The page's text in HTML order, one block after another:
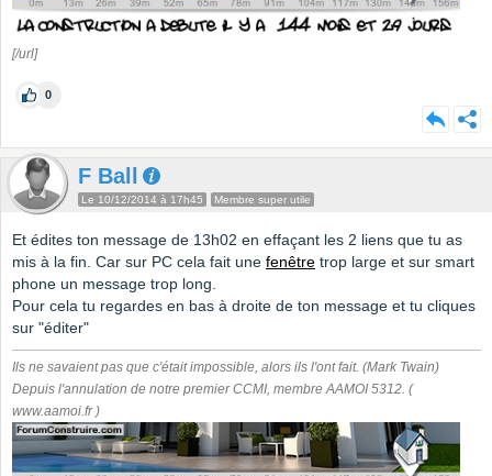
[/url]
0
F Ball
Le 10/12/2014 à 17h45 Membre super utile
Et édites ton message de 13h02 en effaçant les 2 liens que tu as
mis à la fin. Car sur PC cela fait une fenêtre trop large et sur smart
phone un message trop long.
Pour cela tu regardes en bas à droite de ton message et tu cliques
sur "éditer"
Ils ne savaient pas que c'était impossible, alors ils l'ont fait. (Mark Twain)
Depuis l'annulation de notre premier CCMI, membre AAMOI 5312. (
www.aamoi.fr )